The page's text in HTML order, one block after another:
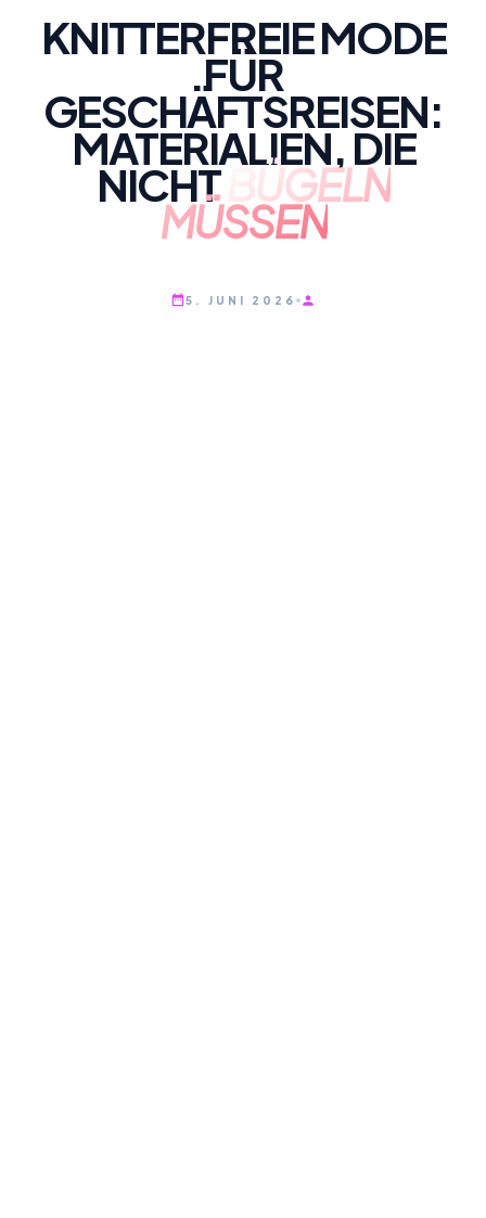
KNITTERFREIE MODE
FÜR
GESCHÄFTSREISEN:
MATERIALIEN, DIE
NICHTBÜGELN
MÜSSEN
5. JUNI 2026